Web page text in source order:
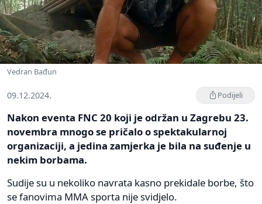
Vedran Bađun
09.12.2024. Podijeli
Nakon eventa FNC 20 koji je održan u Zagrebu 23.
novembra mnogo se pričalo o spektakularnoj
organizaciji, a jedina zamjerka je bila na suđenje u
nekim borbama.
Sudije su u nekoliko navrata kasno prekidale borbe, što
se fanovima MMA sporta nije svidjelo.